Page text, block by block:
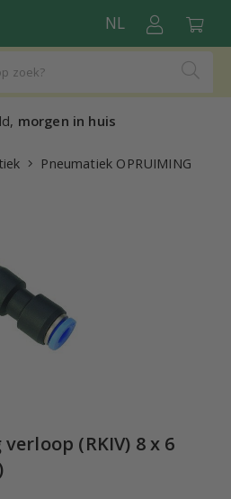
NL
morgen in huis
Pneumatiek OPRUIMING
(RKIV) 8 x 6